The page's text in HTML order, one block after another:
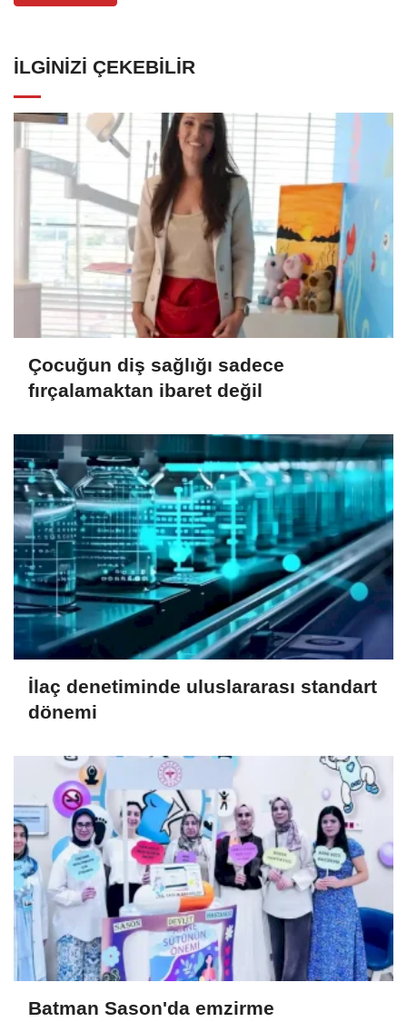
İLGINIZI ÇEKEBILIR
Çocuğun diş sağlığı sadece
fırçalamaktan ibaret değil
İlaç denetiminde uluslararası standart
dönemi
Batman Sason'da emzirme